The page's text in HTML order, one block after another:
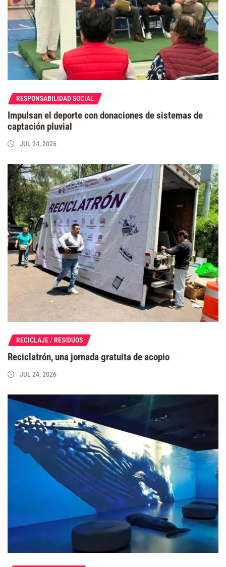
RESPONSABILIDAD SOCIAL
Impulsan el deporte con donaciones de sistemas de
captación pluvial
JUL 24, 2026
RECICLAJE / RESIDUOS
Reciclatrón, una jornada gratuita de acopio
JUL 24, 2026